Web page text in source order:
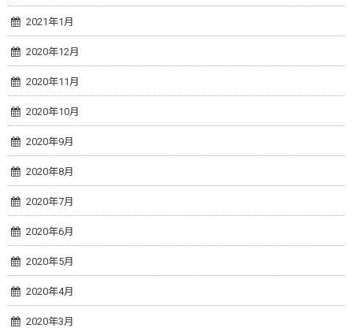
2021年1月
2020年12月
2020年11月
2020年10月
2020年9月
2020年8月
2020年7月
2020年6月
2020年5月
2020年4月
2020年3月